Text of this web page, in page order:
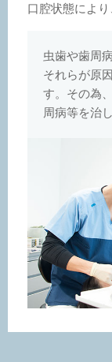
口腔状態により
虫歯や歯周
それらが原
す。その為
周病等を治